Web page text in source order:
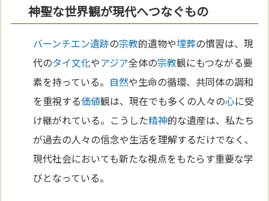
神聖な世界観が現代へつなぐもの
バーンチエン遺跡の宗教的遺物や埋葬の慣習は、現
代のタイ文化やアジア全体の宗教観にもつながる要
素を持っている。 自然や生命の循環、共同体の調和
を重視する価値観は、現在でも多くの人々の心に受
け継がれている。こうした精神的な遺産は、私たち
が過去の人々の信念や生活を理解するだけでなく、
現代社会においても新たな視点をもたらす重要な学
びとなっている。